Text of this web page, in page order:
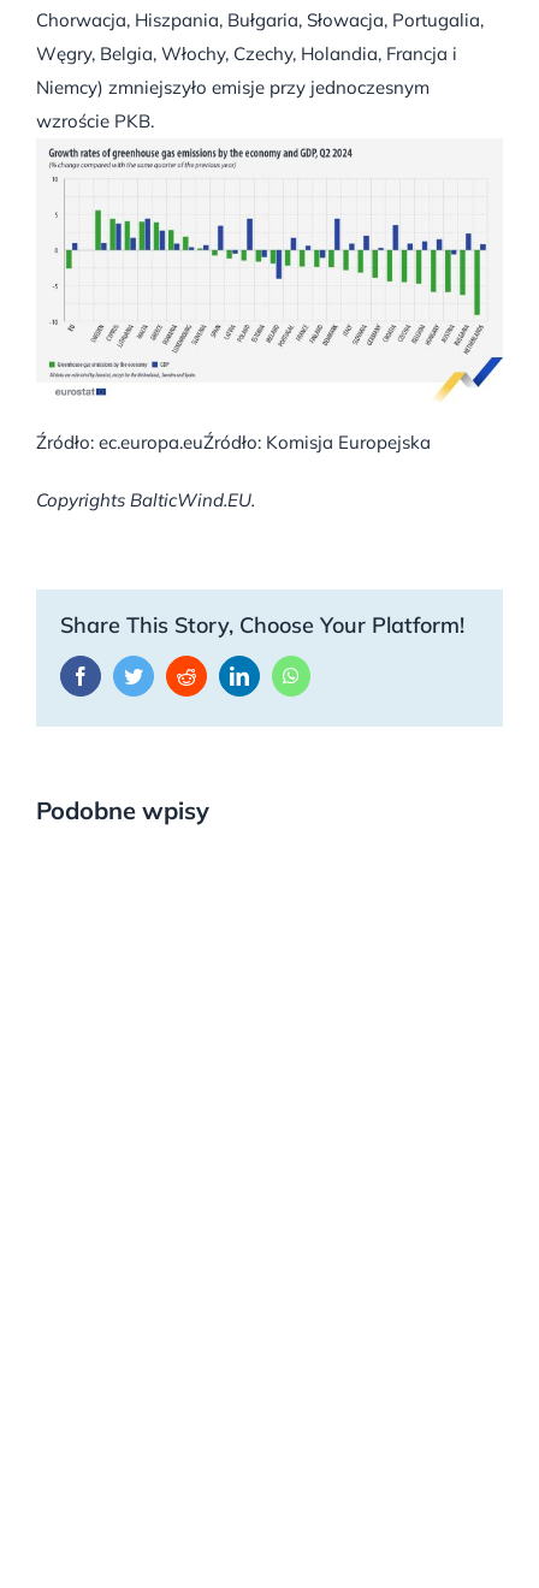
Chorwacja, Hiszpania, Bułgaria, Słowacja, Portugalia,
Węgry, Belgia, Włochy, Czechy, Holandia, Francja i
Niemcy) zmniejszyło emisje przy jednoczesnym
wzroście PKB.
Źródło: ec.europa.euŹródło: Komisja Europejska
Copyrights BalticWind.EU.
Share This Story, Choose Your Platform!
FacebookTwitterRedditLinkedInWhatsApp
Podobne wpisy